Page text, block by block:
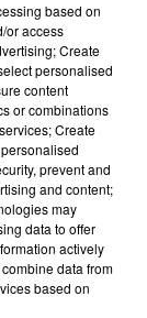
single le plus
leur
based on
or access
Create
personalised
content
or combinations
Create
prevent and
and content;
may
data to offer
actively
data from
based on